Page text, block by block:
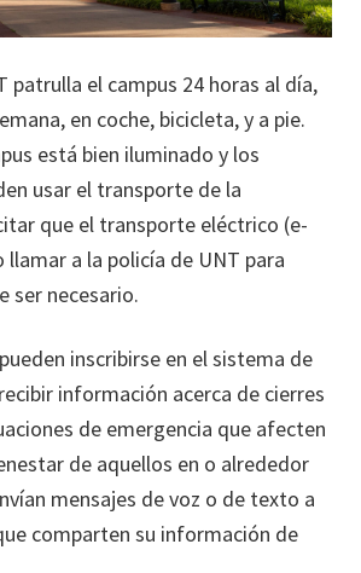
patrulla el campus 24 horas al día,
en coche, bicicleta, y a pie.
está bien iluminado y los
usar el transporte de la
que el transporte eléctrico (e-
llamar a la policía de UNT para
ser necesario.
inscribirse en el sistema de
información acerca de cierres
de emergencia que afecten
de aquellos en o alrededor
mensajes de voz o de texto a
comparten su información de